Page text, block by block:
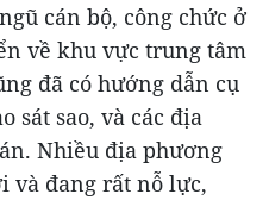
cán bộ, công chức ở
về khu vực trung tâm
đã có hướng dẫn cụ
sát sao, và các địa
Nhiều địa phương
và đang rất nỗ lực,